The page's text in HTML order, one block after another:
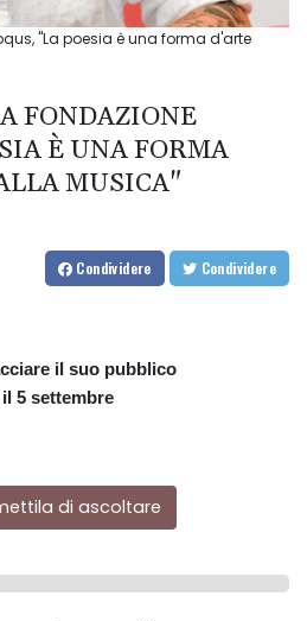
"La poesia è una forma d'arte
FONDAZIONE
È UNA FORMA
MUSICA"
Condividere Condividere
il suo pubblico
5 settembre
di ascoltare